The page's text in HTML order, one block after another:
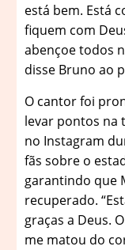
está bem. Está
fiquem com
abençoe todos
disse Bruno ao
O cantor foi
levar pontos na
no Instagram
fãs sobre o
garantindo que
recuperado.
graças a Deus.
me matou do